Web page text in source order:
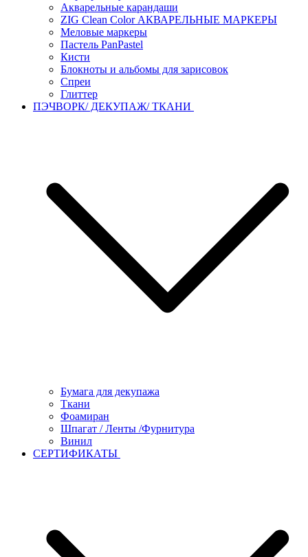
Акварельные карандаши
ZIG Clean Color АКВАРЕЛЬНЫЕ МАРКЕРЫ
Меловые маркеры
Пастель PanPastel
Кисти
Блокноты и альбомы для зарисовок
Спреи
Глиттер
ПЭЧВОРК/ ДЕКУПАЖ/ ТКАНИ
Бумага для декупажа
Ткани
Фоамиран
Шпагат / Ленты /Фурнитура
Винил
СЕРТИФИКАТЫ